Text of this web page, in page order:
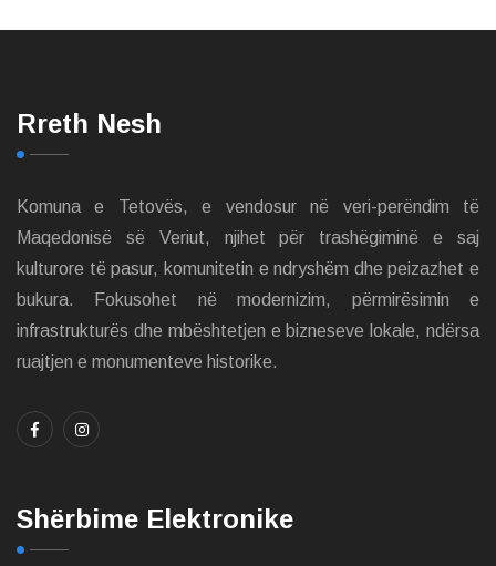
Rreth Nesh
Komuna e Tetovës, e vendosur në veri-perëndim të
Maqedonisë së Veriut, njihet për trashëgiminë e saj
kulturore të pasur, komunitetin e ndryshëm dhe peizazhet e
bukura. Fokusohet në modernizim, përmirësimin e
infrastrukturës dhe mbështetjen e bizneseve lokale, ndërsa
ruajtjen e monumenteve historike.
Shërbime Elektronike